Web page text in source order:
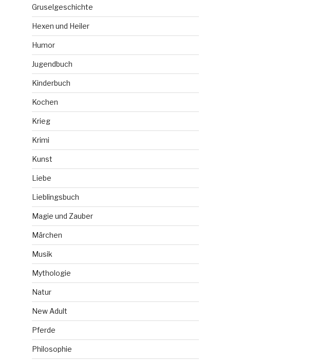
Gruselgeschichte
Hexen und Heiler
Humor
Jugendbuch
Kinderbuch
Kochen
Krieg
Krimi
Kunst
Liebe
Lieblingsbuch
Magie und Zauber
Märchen
Musik
Mythologie
Natur
New Adult
Pferde
Philosophie